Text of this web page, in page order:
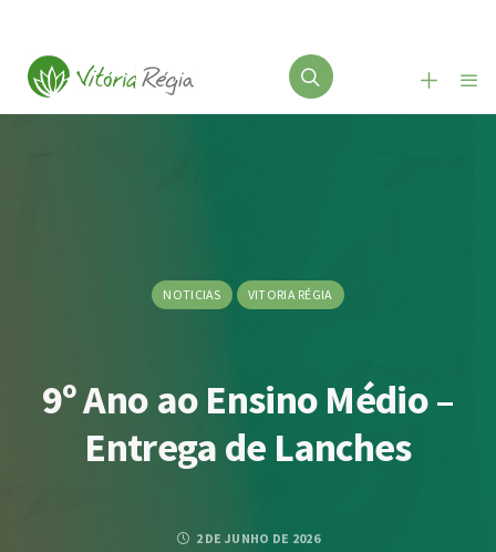
NOTICIAS VITORIA RÉGIA
9º Ano ao Ensino Médio –
Entrega de Lanches
2 DE JUNHO DE 2026